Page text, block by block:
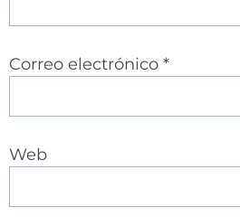
Correo electrónico *
Web